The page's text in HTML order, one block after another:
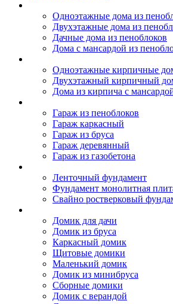
Одноэтажные дома из
Двухэтажные дома из
Дачные дома из пеноблоков
Дома с мансардой из
Одноэтажные кирпичные
Двухэтажный кирпичный
Дома из кирпича с
Гараж из пеноблоков
Гараж каркасный
Гараж из бруса
Гараж деревянный
Гараж из газобетона
Ленточный фундамент
Фундамент монолитная
Свайно ростверковый
Домик для дачи
Домик из бруса
Каркасный домик
Щитовые домики
Маленький домик
Домик из минибруса
Сборные домики
Домик с верандой